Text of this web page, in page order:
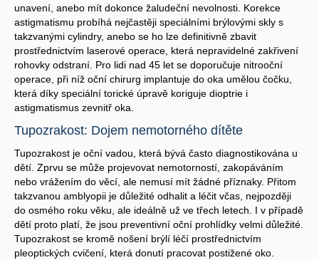
unavení, anebo mít dokonce žaludeční nevolnosti. Korekce
astigmatismu probíhá nejčastěji speciálními brýlovými skly s
takzvanými cylindry, anebo se ho lze definitivně zbavit
prostřednictvím laserové operace, která nepravidelné zakřivení
rohovky odstraní. Pro lidi nad 45 let se doporučuje nitrooční
operace, při níž oční chirurg implantuje do oka umělou čočku,
která díky speciální torické úpravě koriguje dioptrie i
astigmatismus zevnitř oka.
Tupozrakost: Dojem nemotorného dítěte
Tupozrakost je oční vadou, která bývá často diagnostikována u
dětí. Zprvu se může projevovat nemotorností, zakopáváním
nebo vrážením do věcí, ale nemusí mít žádné příznaky. Přitom
takzvanou amblyopii je důležité odhalit a léčit včas, nejpozději
do osmého roku věku, ale ideálně už ve třech letech. I v případě
dětí proto platí, že jsou preventivní oční prohlídky velmi důležité.
Tupozrakost se kromě nošení brýlí léčí prostřednictvím
pleoptických cvičení, která donutí pracovat postižené oko.